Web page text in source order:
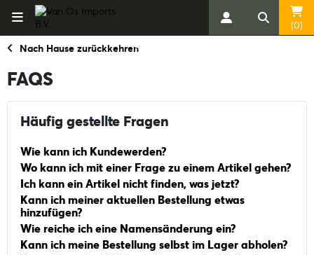
(0)
Nach Hause zurückkehren
FAQS
Häufig gestellte Fragen
Wie kann ich Kundewerden?
Wo kann ich mit einer Frage zu einem Artikel gehen?
Ich kann ein Artikel nicht finden, was jetzt?
Kann ich meiner aktuellen Bestellung etwas
hinzufügen?
Wie reiche ich eine Namensänderung ein?
Kann ich meine Bestellung selbst im Lager abholen?